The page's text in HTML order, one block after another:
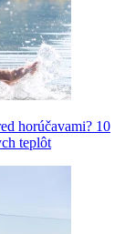
horúčavami? 10
teplôt